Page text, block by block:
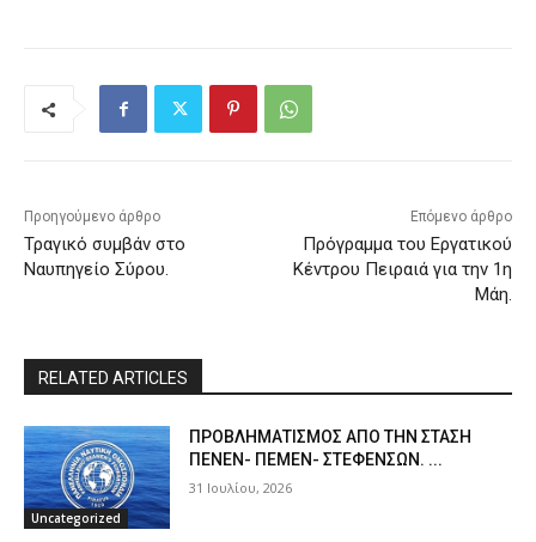
Προηγούμενο άρθρο
Τραγικό συμβάν στο
Ναυπηγείο Σύρου.
Επόμενο άρθρο
Πρόγραμμα του Εργατικού
Κέντρου Πειραιά για την 1η
Μάη.
RELATED ARTICLES
Uncategorized
ΠPOΒΛΗΜΑΤΙΣΜΟΣ ΑΠΟ ΤΗΝ ΣΤΑΣΗ
ΠΕΝΕΝ- ΠΕΜΕΝ- ΣΤΕΦΕΝΣΩΝ. ...
31 Ιουλίου, 2026